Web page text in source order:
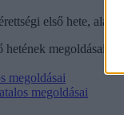
első hete,
hetének megoldásai
megoldásai
megoldásai